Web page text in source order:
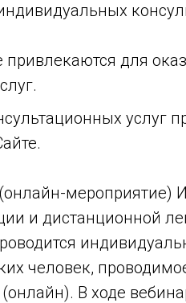
для
услуг
мероприятие)
и дистанционной
человек,
В ходе